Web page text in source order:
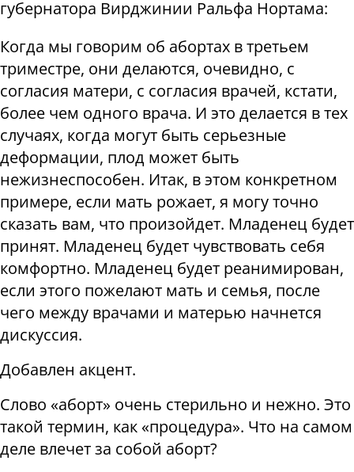
губернатора Вирджинии Ральфа Нортама:
Когда мы говорим об абортах в третьем
триместре, они делаются, очевидно, с
согласия матери, с согласия врачей, кстати,
более чем одного врача. И это делается в тех
случаях, когда могут быть серьезные
деформации, плод может быть
нежизнеспособен. Итак, в этом конкретном
примере, если мать рожает, я могу точно
сказать вам, что произойдет. Младенец будет
принят. Младенец будет чувствовать себя
комфортно. Младенец будет реанимирован,
если этого пожелают мать и семья, после
чего между врачами и матерью начнется
дискуссия.
Добавлен акцент.
Слово «аборт» очень стерильно и нежно. Это
такой термин, как «процедура». Что на самом
деле влечет за собой аборт?